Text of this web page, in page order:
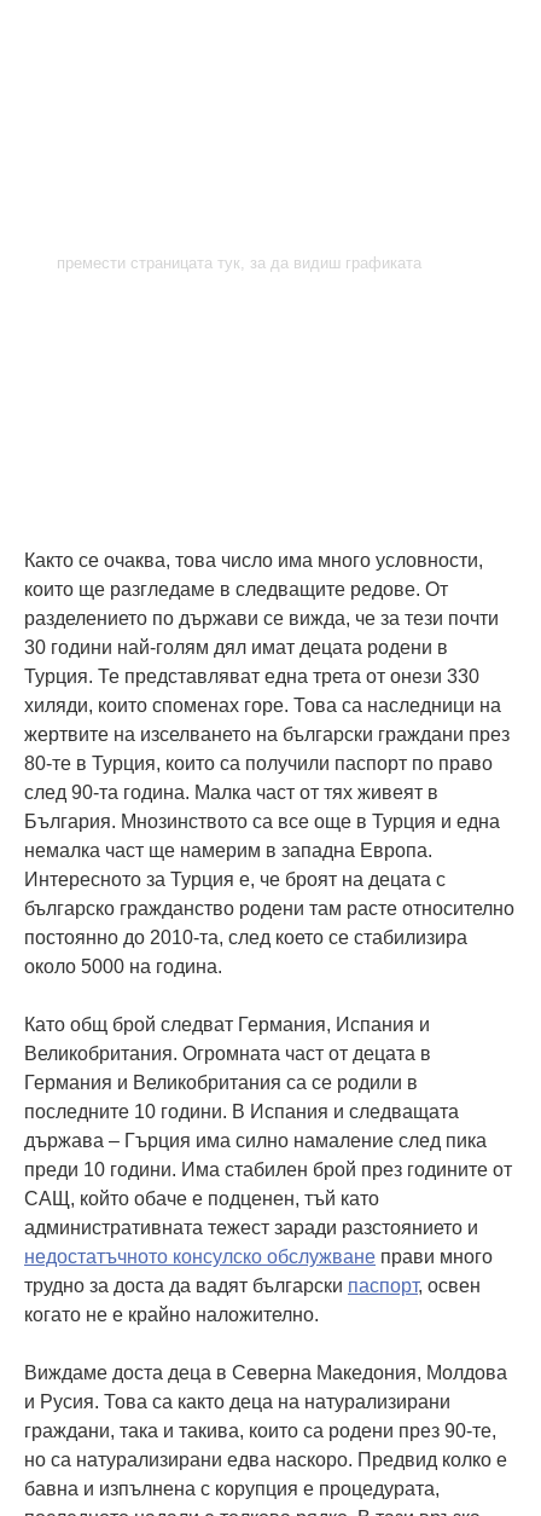
премести страницата тук, за да видиш графиката
Както се очаква, това число има много условности,
които ще разгледаме в следващите редове. От
разделението по държави се вижда, че за тези почти
30 години най-голям дял имат децата родени в
Турция. Те представляват една трета от онези 330
хиляди, които споменах горе. Това са наследници на
жертвите на изселването на български граждани през
80-те в Турция, които са получили паспорт по право
след 90-та година. Малка част от тях живеят в
България. Мнозинството са все още в Турция и една
немалка част ще намерим в западна Европа.
Интересното за Турция е, че броят на децата с
българско гражданство родени там расте относително
постоянно до 2010-та, след което се стабилизира
около 5000 на година.
Като общ брой следват Германия, Испания и
Великобритания. Огромната част от децата в
Германия и Великобритания са се родили в
последните 10 години. В Испания и следващата
държава – Гърция има силно намаление след пика
преди 10 години. Има стабилен брой през годините от
САЩ, който обаче е подценен, тъй като
административната тежест заради разстоянието и
недостатъчното консулско обслужване прави много
трудно за доста да вадят български паспорт, освен
когато не е крайно наложително.
Виждаме доста деца в Северна Македония, Молдова
и Русия. Това са както деца на натурализирани
граждани, така и такива, които са родени през 90-те,
но са натурализирани едва наскоро. Предвид колко е
бавна и изпълнена с корупция е процедурата,